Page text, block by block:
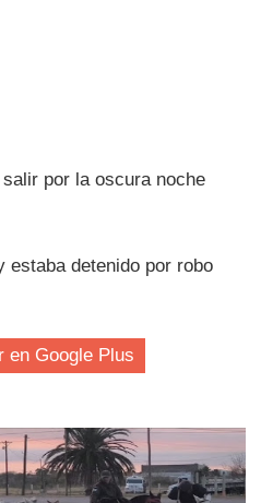
por la oscura noche
estaba detenido por robo
en Google Plus